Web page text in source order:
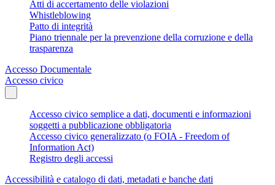
Atti di accertamento delle violazioni
Whistleblowing
Patto di integrità
Piano triennale per la prevenzione della corruzione e della
trasparenza
Accesso Documentale
Accesso civico
Accesso civico semplice a dati, documenti e informazioni
soggetti a pubblicazione obbligatoria
Accesso civico generalizzato (o FOIA - Freedom of
Information Act)
Registro degli accessi
Accessibilità e catalogo di dati, metadati e banche dati